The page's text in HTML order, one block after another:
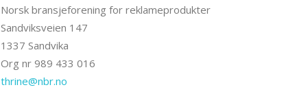
Norsk bransjeforening for reklameprodukter
Sandviksveien 147
1337 Sandvika
Org nr 989 433 016
thrine@nbr.no